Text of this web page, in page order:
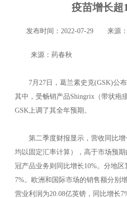
疫苗增长超
发布时间：2022-07-29 来源
来源：药春秋​
7月27日，葛兰素史克(GSK)公
其中，受畅销产品Shingrix（带状疱
GSK上调了其全年预期。
第二季度财报显示，营收同比
均以固定汇率计算），高于市场预
冠产品业务则同比增长10%。分地
7%。欧洲和国际市场的销售额分别
营业利润为20.08亿英镑，同比增长